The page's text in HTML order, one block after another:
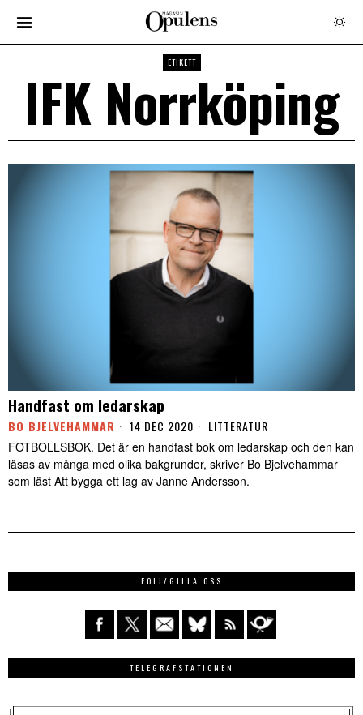
ETIKETT
IFK Norrköping
Handfast om ledarskap
BO BJELVEHAMMAR 14 DEC 2020 LITTERATUR
FOTBOLLSBOK. Det är en handfast bok om ledarskap och den kan
läsas av många med olika bakgrunder, skriver Bo Bjelvehammar
som läst Att bygga ett lag av Janne Andersson.
FÖLJ/GILLA OSS
TELEGRAFSTATIONEN